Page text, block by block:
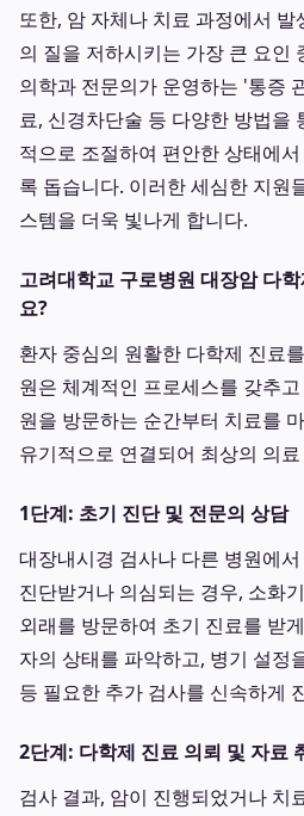
또한, 암 자체나 치료 과정에서
의 질을 저하시키는 가장 큰 요인
의학과 전문의가 운영하는 '통증
료, 신경차단술 등 다양한 방법을
적으로 조절하여 편안한 상태에
록 돕습니다. 이러한 세심한 지원
스템을 더욱 빛나게 합니다.
고려대학교 구로병원 대장암 다
요?
환자 중심의 원활한 다학제 진료
원은 체계적인 프로세스를 갖추
원을 방문하는 순간부터 치료를
유기적으로 연결되어 최상의 의
1단계: 초기 진단 및 전문의 상담
대장내시경 검사나 다른 병원에
진단받거나 의심되는 경우, 소화
외래를 방문하여 초기 진료를 받
자의 상태를 파악하고, 병기 설정
등 필요한 추가 검사를 신속하게
2단계: 다학제 진료 의뢰 및 자료
검사 결과, 암이 진행되었거나 치